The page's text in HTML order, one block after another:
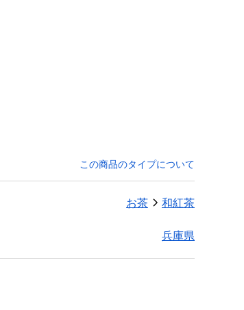
この商品のタイプについて
お茶 和紅茶
兵庫県